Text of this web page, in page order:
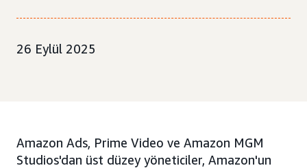
26 Eylül 2025
Amazon Ads, Prime Video ve Amazon MGM
Studios'dan üst düzey yöneticiler, Amazon'un